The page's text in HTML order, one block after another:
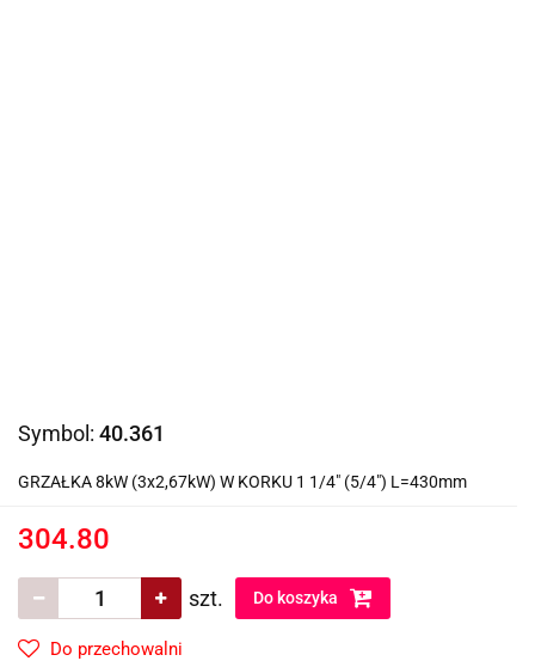
Symbol: 40.361
GRZAŁKA 8kW (3x2,67kW) W KORKU 1 1/4" (5/4") L=430mm
304.80
szt. Do koszyka
Do przechowalni